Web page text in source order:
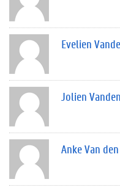
Evelien
Jolien
Anke Van